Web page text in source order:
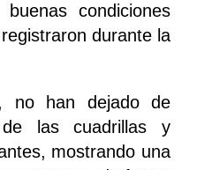
condiciones
durante la
no han dejado de
las cuadrillas y
mostrando una